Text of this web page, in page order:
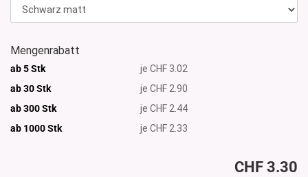
Mengenrabatt
ab 5 Stk
je CHF 3.02
ab 30 Stk
je CHF 2.90
ab 300 Stk
je CHF 2.44
ab 1000Stk je CHF 2.33
CHF 3.30